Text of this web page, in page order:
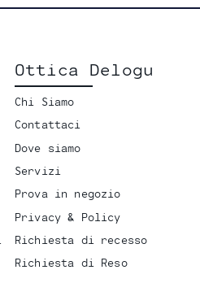
Ottica Delogu
Chi Siamo
Contattaci
Dove siamo
Servizi
Prova in negozio
Privacy & Policy
Richiesta di recesso
Richiesta di Reso